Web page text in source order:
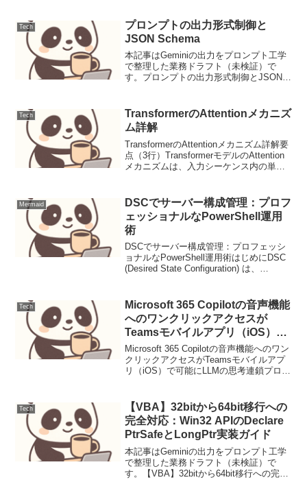
対話する新SNS「Moltbook」に...
Tech
プロンプトの出力形式制御と
JSON Schema
本記事はGeminiの出力をプロンプト工学
で整理した業務ドラフト（未検証）で
す。プロンプトの出力形式制御とJSON
式が厳密に定められていることが重要で
す。JS...
Tech
TransformerのAttentionメカニズ
ム詳解
TransformerのAttentionメカニズム詳解要
点（3行）TransformerモデルのAttention
メカニズムは、入力シーケンス内の単語
解決します。Sc...
Mermaid
DSCでサーバー構成管理：プロフ
ェッショナルなPowerShell運用
術
DSCでサーバー構成管理：プロフェッシ
ョナルなPowerShell運用術はじめにDSC
(Desired State Configuration) は、
維持するた...
Tech
Microsoft 365 Copilotの音声機能
へのワンクリックアクセスが
Teamsモバイルアプリ（iOS）で
可能に（運用連絡）
Microsoft 365 Copilotの音声機能へのワン
クリックアクセスがTeamsモバイルアプ
リ（iOS）で可能にLLMの思考連鎖プロン
からの問い合わせ対応...
Tech
【VBA】32bitから64bit移行への
完全対応：Win32 APIのDeclare
PtrSafeとLongPtr実装ガイド
本記事はGeminiの出力をプロンプト工学
で整理した業務ドラフト（未検証）で
す。【VBA】32bitから64bit移行への完全